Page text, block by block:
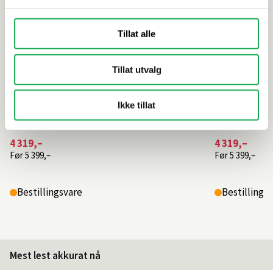
Tillat alle
Tillat utvalg
Ikke tillat
4 319,–
Før5 399,–
Bestillingsvare
4 319,–
Før5 399,–
Mest lest akkurat nå